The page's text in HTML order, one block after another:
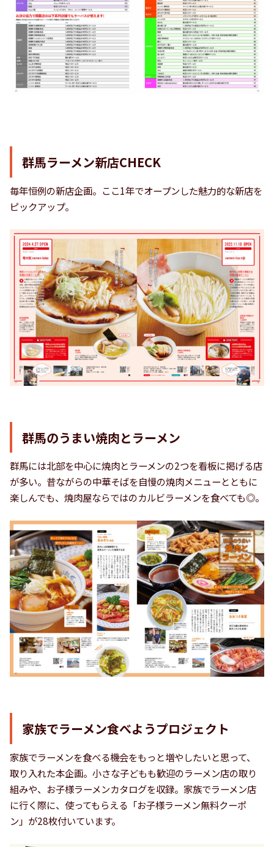
群馬ラーメン新店CHECK
毎年恒例の新店企画。ここ1年でオープンした魅力的な新店を
ピックアップ。
群馬のうまい焼肉とラーメン
群馬には北部を中心に焼肉とラーメンの2つを看板に掲げる店
が多い。昔ながらの中華そばを自慢の焼肉メニューとともに
楽しんでも、焼肉屋ならではのカルビラーメンを食べても◎。
家族でラーメン食べようプロジェクト
家族でラーメンを食べる機会をもっと増やしたいと思って、
取り入れた本企画。小さな子どもも歓迎のラーメン店の取り
組みや、お子様ラーメンカタログを収録。家族でラーメン店
に行く際に、使ってもらえる「お子様ラーメン無料クーポ
ン」が28枚付いています。